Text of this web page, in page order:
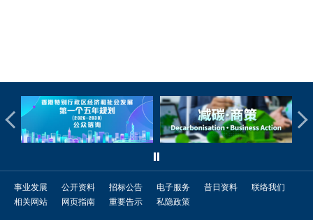
事业发展 公开资料 招标公告 电子服务 昔日资料
联络我们
相关网站
网页指南 重要告示 私隐政策